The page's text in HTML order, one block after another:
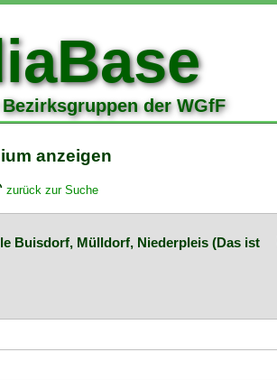
der WGfF
anzeigen
zurück zur Suche
Buisdorf, Mülldorf, Niederpleis (Das ist